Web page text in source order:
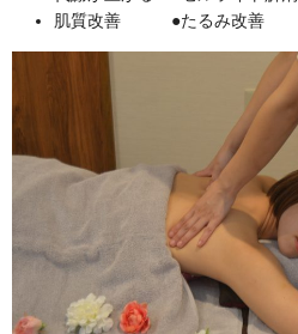
肌質改善 ●たるみ改善